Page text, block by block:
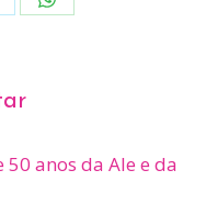
Share
anos da Ale e da